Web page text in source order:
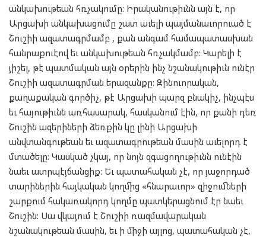
անկախութեան հռչակումը: Իրականութիւնն այն է, որ
Արցախի անկախացումը շատ աւելի պայմանաւորուած է
Շուշիի ազատագրմամբ , քան անգամ համապատասխան
հանրաքուէով եւ անկախութեան հռչակմամբ: Կարելի է
յիշել, թէ պատմական այն օրերին ինչ նշանակութիւն ունէր
Շուշիի ազատագրման երազանքը: Զինուորական,
քաղաքական գործիչ, թէ Արցախի պարզ բնակիչ, ինչպէս
եւ հայութիւնն առհասարակ, հասկանում էին, որ քանի դեռ
Շուշին ազերիների ձեռքին կը լինի Արցախի
անվտանգութեան եւ ազատագրութեան մասին աւելորդ է
մտածելը: Կասկած չկայ, որ նոյն զգացողութիւնն ունէին
նաեւ ատրպէյճանցիք: Եւ պատահական չէ, որ յաջորդած
տարիներին հայկական կողմից «հնարաւոր» զիջումների
շարքում հակառակորդ կողմը պատկերացնում էր նաեւ
Շուշին: Սա վկայում է Շուշիի ռազմավարական
նշանակութեան մասին, եւ ի միջի այլոց, պատահական չէ,